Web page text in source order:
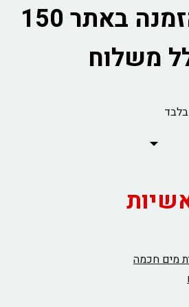
*מינימום הזמנה באתר 150
משלוח
מים חכמה